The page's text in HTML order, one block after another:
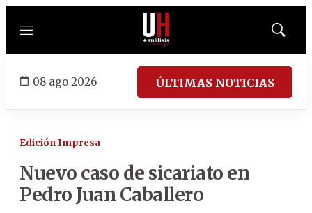
Menú
Mostrar
08 ago 2026 ÚLTIMAS NOTICIAS
Edición Impresa
Nuevo caso de sicariato en
Pedro Juan Caballero